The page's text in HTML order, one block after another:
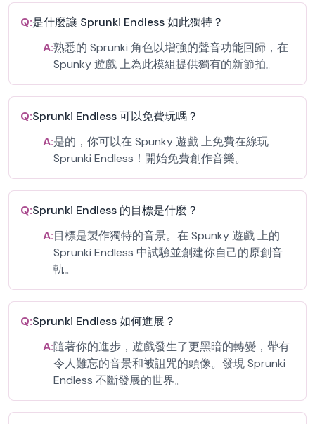
Q:是什麼讓 Sprunki Endless 如此獨特？
A:熟悉的 Sprunki 角色以增強的聲音功能回歸，在
Spunky 遊戲 上為此模組提供獨有的新節拍。
Q:Sprunki Endless 可以免費玩嗎？
A:是的，你可以在 Spunky 遊戲 上免費在線玩
Sprunki Endless！開始免費創作音樂。
Q:Sprunki Endless 的目標是什麼？
A:目標是製作獨特的音景。在 Spunky 遊戲 上的
Sprunki Endless 中試驗並創建你自己的原創音
軌。
Q:Sprunki Endless 如何進展？
A:隨著你的進步，遊戲發生了更黑暗的轉變，帶有
令人難忘的音景和被詛咒的頭像。發現 Sprunki
Endless 不斷發展的世界。